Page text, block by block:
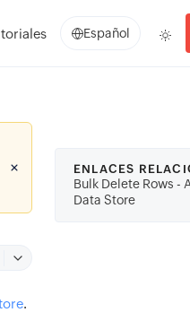
Español
.
ENLACES
Bulk Delete Rows -
Data Store